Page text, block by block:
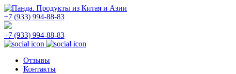
+7 (933) 994-88-83
+7 (933) 994-88-83
Отзывы
Контакты